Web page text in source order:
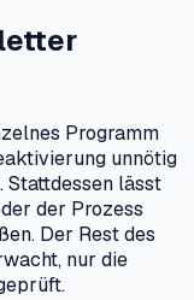
Programm
unnötig
Stattdessen lässt
der Prozess
Der Rest des
nur die